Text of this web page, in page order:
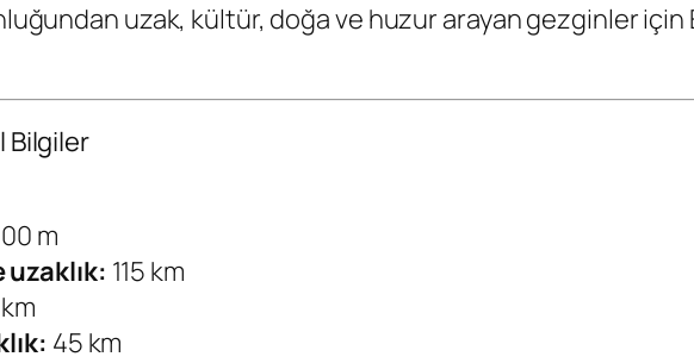
uzak, kültür, doğa ve huzur arayan gezginler için
Bilgiler
m
115 km
45 km